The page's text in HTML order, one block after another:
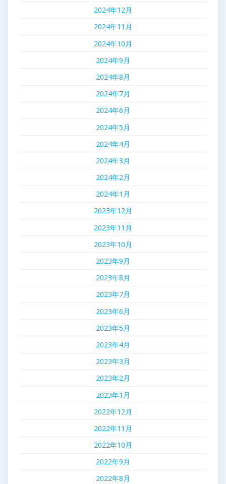
2024年12月
2024年11月
2024年10月
2024年9月
2024年8月
2024年7月
2024年6月
2024年5月
2024年4月
2024年3月
2024年2月
2024年1月
2023年12月
2023年11月
2023年10月
2023年9月
2023年8月
2023年7月
2023年6月
2023年5月
2023年4月
2023年3月
2023年2月
2023年1月
2022年12月
2022年11月
2022年10月
2022年9月
2022年8月